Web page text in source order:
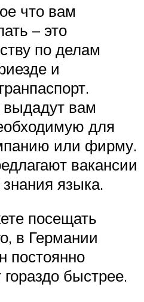
что вам
– это
по делам
и
вам
для
или фирму.
вакансии
языка.
посещать
в Германии
постоянно
быстрее.